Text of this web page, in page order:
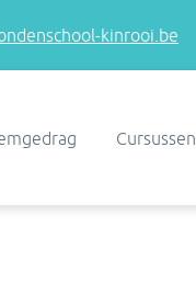
kinrooi.be
Cursussen